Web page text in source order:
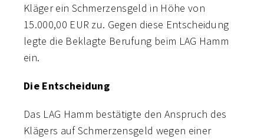
Kläger ein Schmerzensgeld in Höhe von
15.000,00 EUR zu. Gegen diese Entscheidung
legte die Beklagte Berufung beim LAG Hamm
ein.
Die Entscheidung
Das LAG Hamm bestätigte den Anspruch des
Klägers auf Schmerzensgeld wegen einer